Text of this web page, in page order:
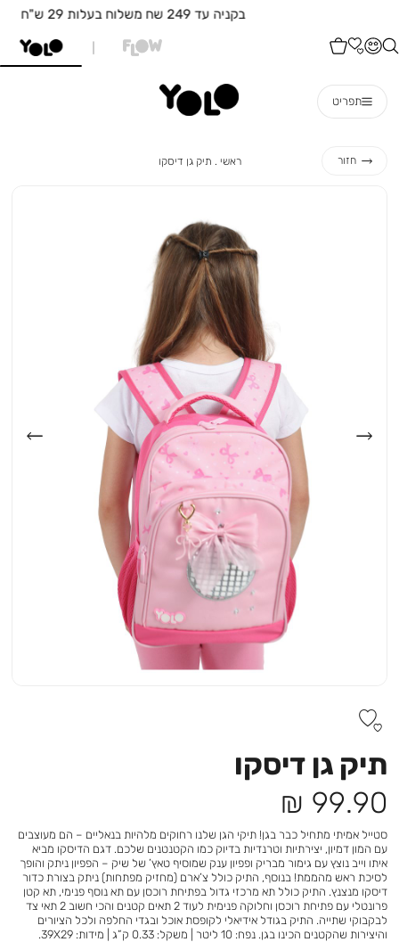
תפריט
חזור ראשי ראשי
תיק גן דיסקו
תיק גן דיסקו
מחיר
מוצר
99.90 ₪
סטייל אמיתי מתחיל כבר בגן! תיקי הגן שלנו רחוקים מלהיות בנאליים – הם מעוצבים
עם המון דמיון, יצירתיות וטרנדיות בדיוק כמו הקטנטנים שלכם. דגם הדיסקו מביא
איתו וייב נוצץ עם גימור מבריק ופפיון ענק שמוסיף טאץ’ של שיק – הפפיון ניתק והופך
לסיכת ראש מהממת! בנוסף, התיק כולל צ’ארם (מחזיק מפתחות) ניתק בצורת כדור
דיסקו מנצנץ. התיק כולל תא מרכזי גדול בפתיחת רוכסן עם תא נוסף פנימי, תא קטן
פרונטלי עם פתיחת רוכסן וחלוקה פנימית לעוד 2 תאים קטנים והכי חשוב 2 תאי צד
לבקבוקי שתייה. התיק בגודל אידיאלי לקופסת אוכל ובגדי החלפה ולכל הציורים
והיצירות שהקטנים הכינו בגן. נפח: 10 ליטר | משקל: 0.33 ק”ג | מידות: 39X29.